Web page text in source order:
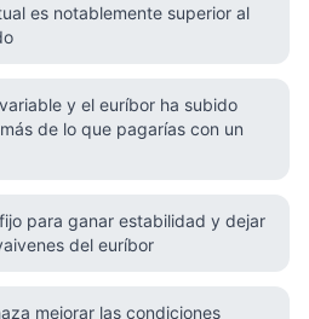
es notablemente superior al
y el euríbor ha subido
de lo que pagarías con un
para ganar estabilidad y dejar
del euríbor
mejorar las condiciones